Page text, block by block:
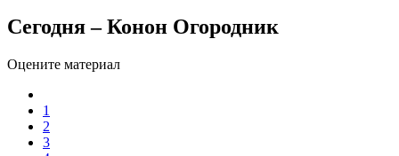
Сегодня – Конон Огородник
Оцените материал
1
2
3